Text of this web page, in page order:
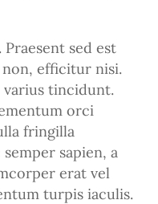
sed est
efficitur nisi.
varius tincidunt.
orci
fringilla
sapien, a
erat vel
turpis iaculis.